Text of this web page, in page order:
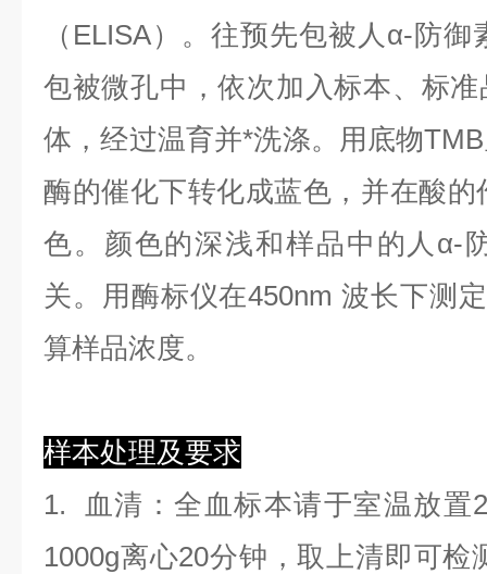
（ELISA）。往预先包被人α-防
包被微孔中，依次加入标本、标
体，经过温育并*洗涤。用底物
酶的催化下转化成蓝色，并在酸
色。颜色的深浅和样品中的人α-
关。用酶标仪在450nm 波长下测
算样品浓度。
样本处理及要求
1.
血清 ：全血标本请于室温放
1000g离心20分钟，取上清即可